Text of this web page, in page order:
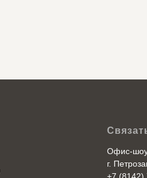
Офис-
г.